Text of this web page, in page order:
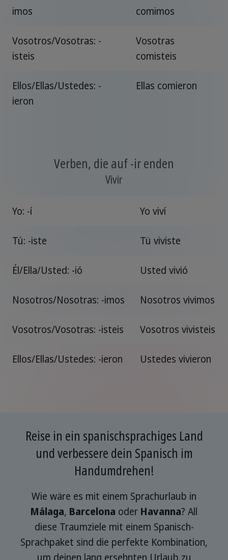
imos
comimos
Vosotros/Vosotras: -
isteis
Vosotras
comisteis
Ellos/Ellas/Ustedes: -
ieron
Ellas comieron
Verben, die auf -ir enden
Vivir
Yo: -í Yo viví
Tú: -iste Tü viviste
Él/Ella/Usted: -ió Usted vivió
Nosotros/Nosotras: -imos Nosotros vivimos
Vosotros/Vosotras: -isteis Vosotros vivisteis
Ellos/Ellas/Ustedes: -ieron Ustedes vivieron
Reise in ein spanischsprachiges Land
und verbessere dein Spanisch im
Handumdrehen!
Wie wäre es mit einem Sprachurlaub in
Málaga, Barcelona oder Havanna? All
diese Traumziele mit einem Spanisch-
Sprachpaket sind die perfekte Kombination,